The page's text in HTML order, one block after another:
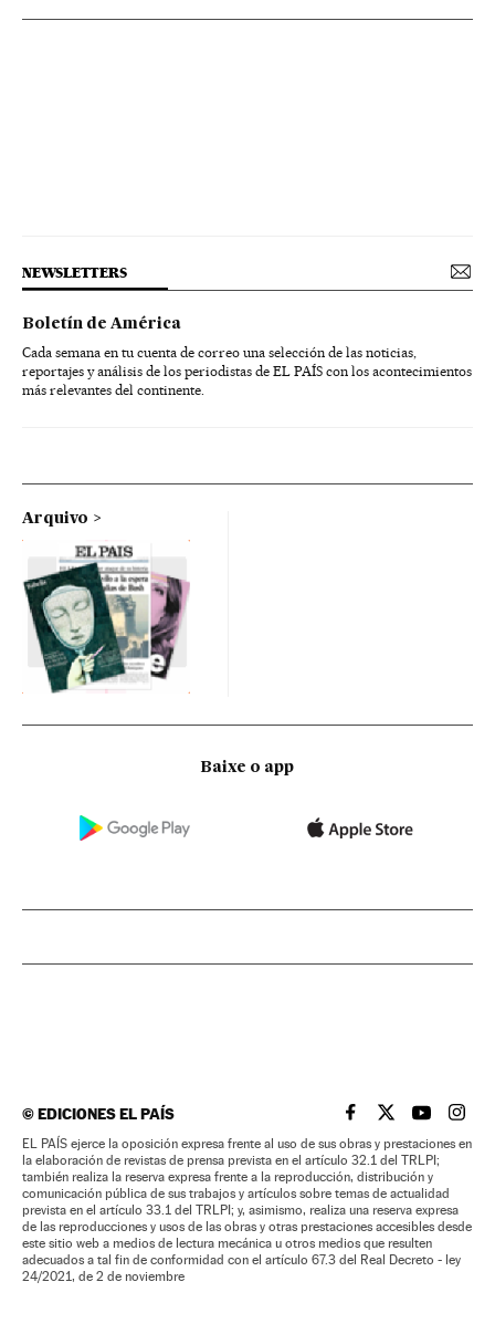
NEWSLETTERS
Boletín de América
Cada semana en tu cuenta de correo una selección de las noticias,
reportajes y análisis de los periodistas de EL PAÍS con los acontecimientos
más relevantes del continente.
Arquivo
Baixe o app
©EDICIONES EL PAÍS EL PAÍS BRASIL EN
EL PAÍSEL PAÍS
EL
EL PAÍS ejerce la oposición expresa frente al uso de sus obras y prestaciones en
la elaboración de revistas de prensa prevista en el artículo 32.1 del TRLPI;
también realiza la reserva expresa frente a la reproducción, distribución y
comunicación pública de sus trabajos y artículos sobre temas de actualidad
prevista en el artículo 33.1 del TRLPI; y, asimismo, realiza una reserva expresa
de las reproducciones y usos de las obras y otras prestaciones accesibles desde
este sitio web a medios de lectura mecánica u otros medios que resulten
adecuados a tal fin de conformidad con el artículo 67.3 del Real Decreto - ley
24/2021, de 2 de noviembre